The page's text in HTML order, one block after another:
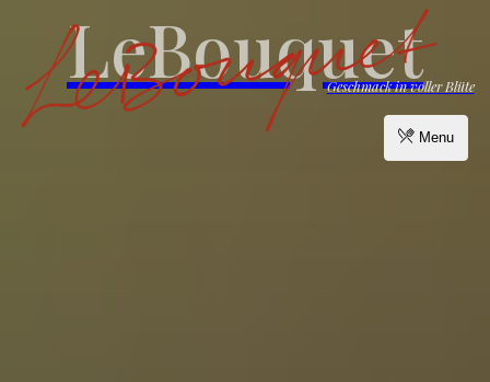
Menu
LeBouquet
Geschmack in voller Blüte